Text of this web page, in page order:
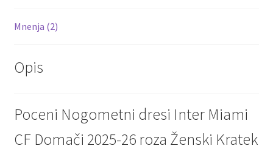
Mnenja (2)
Opis
Poceni Nogometni dresi Inter Miami
CF Domači 2025-26 roza Ženski Kratek